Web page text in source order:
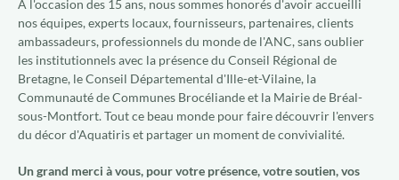
A l'occasion des 15 ans, nous sommes honorés d'avoir accueilli
nos équipes, experts locaux, fournisseurs, partenaires, clients
ambassadeurs, professionnels du monde de l'ANC, sans oublier
les institutionnels avec la présence du Conseil Régional de
Bretagne, le Conseil Départemental d'Ille-et-Vilaine, la
Communauté de Communes Brocéliande et la Mairie de Bréal-
sous-Montfort. Tout ce beau monde pour faire découvrir l'envers
du décor d'Aquatiris et partager un moment de convivialité.
Un grand merci à vous, pour votre présence, votre soutien, vos